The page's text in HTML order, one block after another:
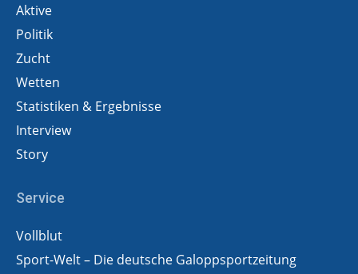
Aktive
Politik
Zucht
Wetten
Statistiken & Ergebnisse
Interview
Story
Service
Vollblut
Sport-Welt – Die deutsche Galoppsportzeitung